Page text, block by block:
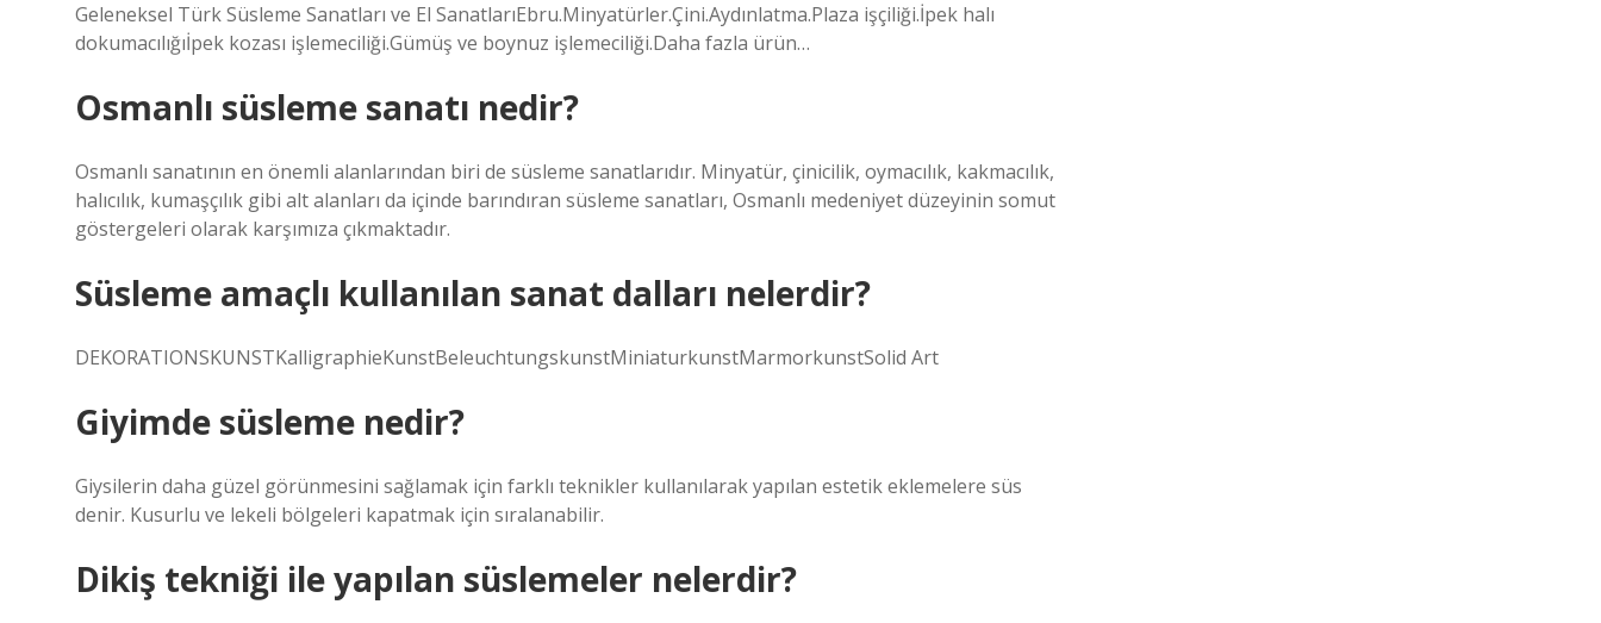
Geleneksel Türk Süsleme Sanatları ve El SanatlarıEbru.Minyatürler.Çini.Aydınlatma.Plaza işçiliği.İpek halı
dokumacılığıİpek kozası işlemeciliği.Gümüş ve boynuz işlemeciliği.Daha fazla ürün…
Osmanlı süsleme sanatı nedir?
Osmanlı sanatının en önemli alanlarından biri de süsleme sanatlarıdır. Minyatür, çinicilik, oymacılık, kakmacılık,
halıcılık, kumaşçılık gibi alt alanları da içinde barındıran süsleme sanatları, Osmanlı medeniyet düzeyinin somut
göstergeleri olarak karşımıza çıkmaktadır.
Süsleme amaçlı kullanılan sanat dalları nelerdir?
DEKORATIONSKUNSTKalligraphieKunstBeleuchtungskunstMiniaturkunstMarmorkunstSolid Art
Giyimde süsleme nedir?
Giysilerin daha güzel görünmesini sağlamak için farklı teknikler kullanılarak yapılan estetik eklemelere süs
denir. Kusurlu ve lekeli bölgeleri kapatmak için sıralanabilir.
Dikiş tekniği ile yapılan süslemeler nelerdir?